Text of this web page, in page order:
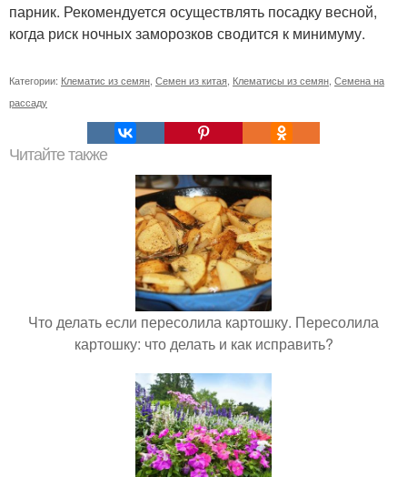
парник. Рекомендуется осуществлять посадку весной,
когда риск ночных заморозков сводится к минимуму.
Категории: Клематис из семян Семен из китая Клематисы из семян Семена на
рассаду
Читайте также
Что делать если пересолила картошку. Пересолила
картошку: что делать и как исправить?